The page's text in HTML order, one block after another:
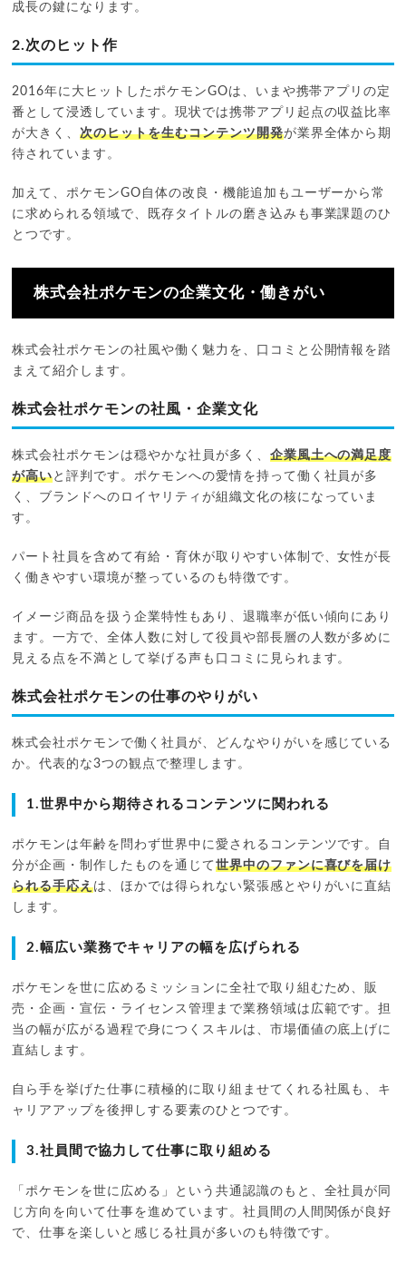
成長の鍵になります。
2.次のヒット作
2016年に大ヒットしたポケモンGOは、いまや携帯アプリの定
番として浸透しています。現状では携帯アプリ起点の収益比率
が大きく、次のヒットを生むコンテンツ開発が業界全体から期
待されています。
加えて、ポケモンGO自体の改良・機能追加もユーザーから常
に求められる領域で、既存タイトルの磨き込みも事業課題のひ
とつです。
株式会社ポケモンの企業文化・働きがい
株式会社ポケモンの社風や働く魅力を、口コミと公開情報を踏
まえて紹介します。
株式会社ポケモンの社風・企業文化
株式会社ポケモンは穏やかな社員が多く、 企業風土への満足度
が高いと評判です。ポケモンへの愛情を持って働く社員が多
く、ブランドへのロイヤリティが組織文化の核になっていま
す。
パート社員を含めて有給・育休が取りやすい体制で、女性が長
く働きやすい環境が整っているのも特徴です。
イメージ商品を扱う企業特性もあり、退職率が低い傾向にあり
ます。一方で、全体人数に対して役員や部長層の人数が多めに
見える点を不満として挙げる声も口コミに見られます。
株式会社ポケモンの仕事のやりがい
株式会社ポケモンで働く社員が、どんなやりがいを感じている
か。代表的な3つの観点で整理します。
1.世界中から期待されるコンテンツに関われる
ポケモンは年齢を問わず世界中に愛されるコンテンツです。自
分が企画・制作したものを通じて 世界中のファンに喜びを届け
られる手応えは、ほかでは得られない緊張感とやりがいに直結
します。
2.幅広い業務でキャリアの幅を広げられる
ポケモンを世に広めるミッションに全社で取り組むため、販
売・企画・宣伝・ライセンス管理まで業務領域は広範です。担
当の幅が広がる過程で身につくスキルは、市場価値の底上げに
直結します。
自ら手を挙げた仕事に積極的に取り組ませてくれる社風も、キ
ャリアアップを後押しする要素のひとつです。
3.社員間で協力して仕事に取り組める
「ポケモンを世に広める」という共通認識のもと、全社員が同
じ方向を向いて仕事を進めています。社員間の人間関係が良好
で、仕事を楽しいと感じる社員が多いのも特徴です。